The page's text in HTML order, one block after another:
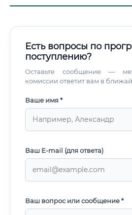
Есть вопросы по
поступлению?
Оставьте сообщение —
комиссии ответит вам в
Ваше имя *
Ваш E-mail (для ответа)
Ваш вопрос или сообщение *